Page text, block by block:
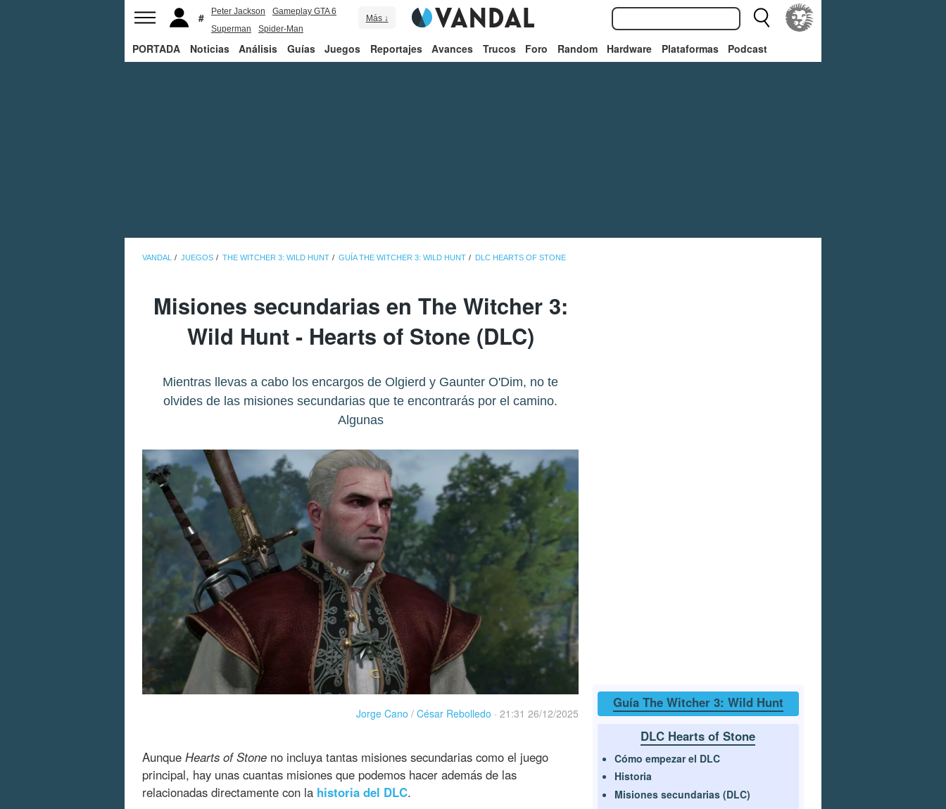
Peter Jackson
Gameplay GTA 6
Superman
Spider-Man
Más ↓
PORTADA Noticias Análisis Guías Juegos Reportajes Avances Trucos Foro Random Hardware Plataformas Podcast
VANDAL JUEGOS THE WITCHER 3: WILD HUNT GUÍA THE WITCHER 3: WILD HUNT DLC HEARTS OF STONE
Misiones secundarias en The Witcher 3:
Wild Hunt - Hearts of Stone (DLC)
Mientras llevas a cabo los encargos de Olgierd y Gaunter O'Dim, no te
olvides de las misiones secundarias que te encontrarás por el camino.
Algunas
Jorge Cano / César Rebolledo · 21:31 26/12/2025
Aunque Hearts of Stone no incluya tantas misiones secundarias como el juego
principal, hay unas cuantas misiones que podemos hacer además de las
relacionadas directamente con la historia del DLC.
Guía The Witcher 3: Wild Hunt
DLC Hearts of Stone
Cómo empezar el DLC
Historia
Misiones secundarias (DLC)